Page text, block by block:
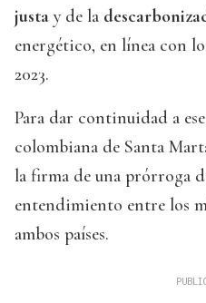
justa y de la
energético, en línea con
2023.
Para dar continuidad a
colombiana de Santa
la firma de una prórroga
entendimiento entre los
ambos países.